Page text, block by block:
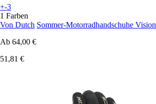
+-3
1 Farben
Von Dutch Sommer-Motorradhandschuhe Vision
Ab 64,00 €
51,81 €